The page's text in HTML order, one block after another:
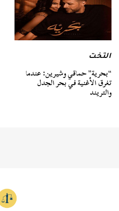
التخت
“بحرية” حماقي وشيرين: عندما
تغرق الأغنية في بحر الجدل
والتريند